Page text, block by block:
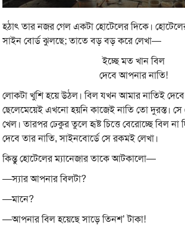
হঠাৎ তার নজর গেল একটা হোটেলের দিকে।
সাইন বোর্ড ঝুলছে; তাতে বড় বড় করে লেখা—
ইচ্ছে মত খান বিল
দেবে আপনার নাতি!
লোকটা খুশি হয়ে উঠল। বিল যখন আমার নাতিই
ছেলেমেয়েই এখনো হয়নি কাজেই নাতি তো দুরস্ত।
খেল। তারপর ঢেকুর তুলে হৃষ্ট চিত্তে বেরোচ্ছে বিল
দেবে তার নাতি, সাইনবোর্ডে সে রকমই লেখা।
কিন্তু হোটেলের ম্যানেজার তাকে আটকালো—
—স্যার আপনার বিলটা?
—মানে?
—আপনার বিল হয়েছে সাড়ে তিনশ’ টাকা!